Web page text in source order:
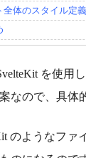
全体のスタイル定義
を使用
なので、具体
のようなファ